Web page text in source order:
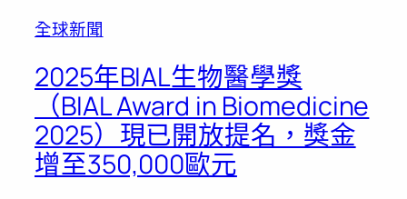
全球新聞
2025年BIAL生物醫學獎
（BIAL Award in Biomedicine
2025）現已開放提名，獎金
增至350,000歐元